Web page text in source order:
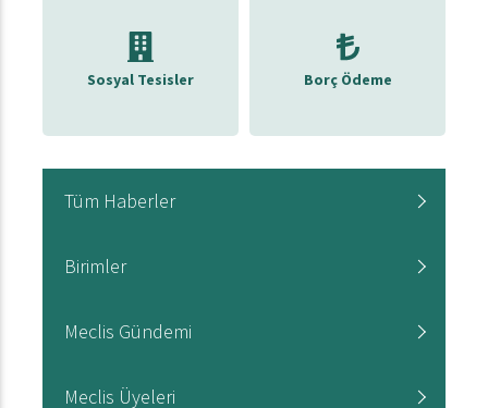
Sosyal Tesisler Borç Ödeme
Tüm Haberler
Birimler
Meclis Gündemi
Meclis Üyeleri